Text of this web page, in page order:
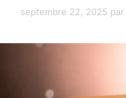
septembre 22, 2025 par